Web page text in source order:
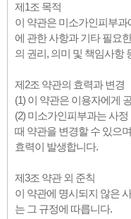
제1조 목적
이 약관은 미소가인피부
에 관한 사항과 기타 필요
의 권리, 의미 및 책임사항
제2조 약관의 효력과 변경
(1) 이 약관은 이용자에게
(2) 미소가인피부과는 사
때 약관을 변경할 수 있으
효력이 발생합니다.
제3조 약관 외 준칙
이 약관에 명시되지 않은
는 그 규정에 따릅니다.